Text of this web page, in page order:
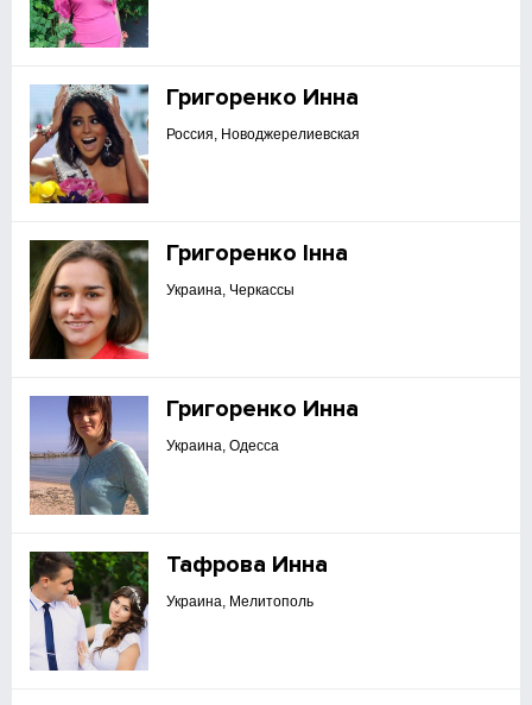
Григоренко Инна
Россия, Новоджерелиевская
Григоренко Інна
Украина, Черкассы
Григоренко Инна
Украина, Одесса
Тафрова Инна
Украина, Мелитополь